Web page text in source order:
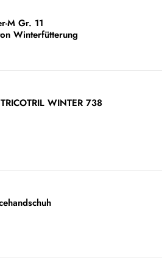
M Gr. 11
Winterfütterung
WINTER 738